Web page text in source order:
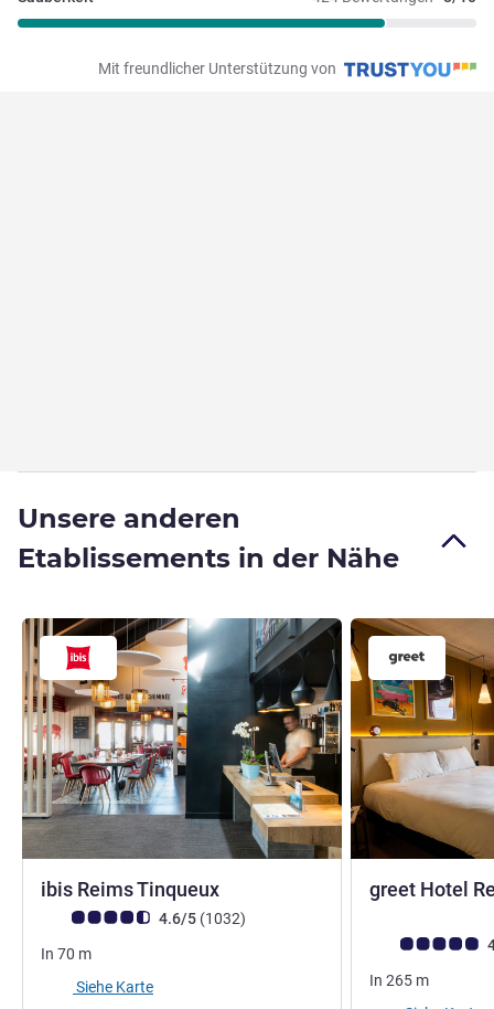
Mit freundlicher Unterstützung von
Unsere anderen
Etablissements in der Nähe
ibis Reims Tinqueux
Note Kundenmeinungen (Bewertung ALL)
4.6/5 (1032Bewertungen
)
In 70 m
Siehe Karte
greet Hotel
Note
In 265 m